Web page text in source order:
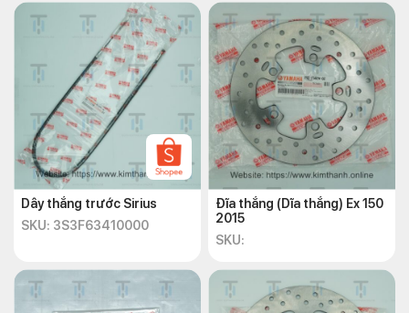
Dây thắng trước Sirius
SKU: 3S3F63410000
Đĩa thắng (Dĩa thắng) Ex 150
2015
SKU: